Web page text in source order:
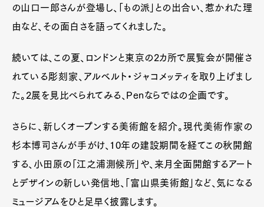
の山口一郎さんが登場し、「もの派」との出合い、惹かれた理
由など、その面白さを語ってくれました。
続いては、この夏、ロンドンと東京の2カ所で展覧会が開催さ
れている彫刻家、アルベルト・ジャコメッティを取り上げまし
た。2展を見比べられてみる、Penならではの企画です。
さらに、新しくオープンする美術館を紹介。現代美術作家の
杉本博司さんが手がけ、10年の建設期間を経てこの秋開館
する、小田原の「江之浦測候所」や、来月全面開館するアート
とデザインの新しい発信地、「富山県美術館」など、気になる
ミュージアムをひと足早く披露します。